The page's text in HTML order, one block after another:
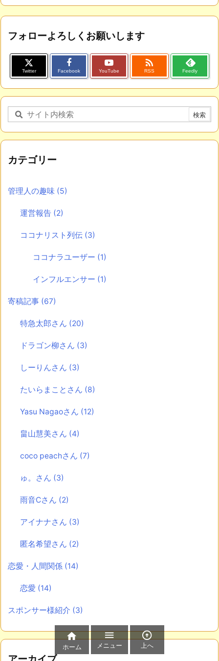
フォローよろしくお願いします
Twitter Facebook YouTube

RSS Feedly
カテゴリー
管理人の趣味 (5)
運営報告 (2)
ココナリスト列伝 (3)
ココナラユーザー (1)
インフルエンサー (1)
寄稿記事 (67)
特急太郎さん (20)
ドラゴン柳さん (3)
しーりんさん (3)
たいらまことさん (8)
Yasu Nagaoさん (12)
畠山慧美さん (4)
coco peachさん (7)
ゅ。さん (3)
雨音Cさん (2)
アイナナさん (3)
匿名希望さん (2)
恋愛・人間関係 (14)
恋愛 (14)
スポンサー様紹介 (3)

ホーム

メニュー

上へ